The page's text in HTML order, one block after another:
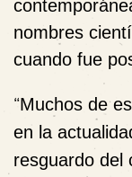
nombres
cuando fue
“Muchos de
en la
resguardo del